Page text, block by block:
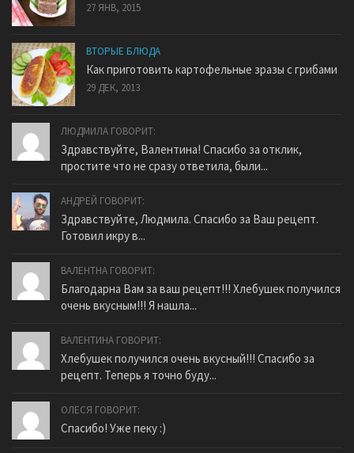
27 ЯНВ, 2015
ВТОРЫЕ БЛЮДА
Как приготовить картофельные зразы с грибами
29 ДЕК, 2013
ЛЮДМИЛА ГОВОРИТ:
Здравствуйте, Валентина! Спасибо за отклик,
простите что не сразу ответила, были...
АНДРЕЙ ГОВОРИТ:
Здравствуйте, Людмила. Спасибо за Ваш рецепт.
Готовил икру в...
ВАЛЕНТНА ГОВОРИТ:
Благодарна Вам за ваш рецепт!!! Хлебушек получился
очень вкусным!!! Я нашла...
ВАЛЕНТИНА ГОВОРИТ:
Хлебушек получился очень вкусный!!! Спасибо за
рецепт. Теперь я точно буду...
ОЛЕСЯ ГОВОРИТ:
Спасибо! Уже пеку :)